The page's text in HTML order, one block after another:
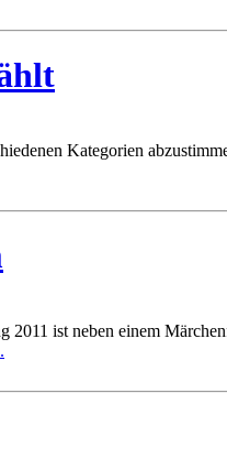
Kategorien
2011 ist neben einem